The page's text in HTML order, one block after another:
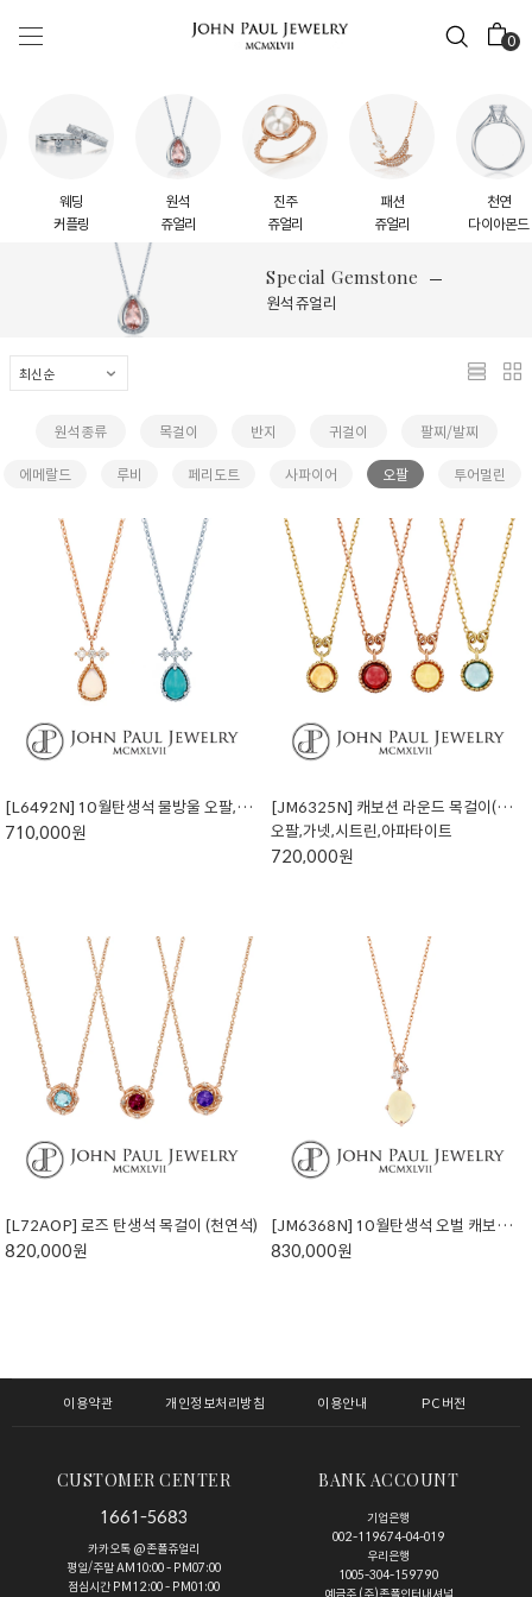
0
웨딩
커플링
원석
쥬얼리
진주
쥬얼리
패션
쥬얼리
천연
다이아몬드
Special Gemstone
원석 쥬얼리
원석종류 목걸이 반지 귀걸이 팔찌/발찌
에메랄드 루비 페리도트 사파이어 오팔 투어멀린
[L6492N] 10월탄생석 물방울 오팔,터키석 목걸이 (천연석)
710,000원
[JM6325N] 캐보션 라운드 목걸이(천연석)
오팔,가넷,시트린,아파타이트
720,000원
[L72AOP] 로즈 탄생석 목걸이 (천연석)
820,000원
[JM6368N] 10월탄생석 오벌 캐보션 오팔 목걸이 (천연석)
830,000원
이용약관 개인정보처리방침 이용안내 PC버전
CUSTOMER CENTER
1661-5683
카카오톡 @존폴쥬얼리
평일/주말 AM10:00 - PM07:00
점심시간 PM12:00 - PM01:00
BANK ACCOUNT
기업은행
002-119674-04-019
우리은행
1005-304-159790
예금주 (주)존폴인터내셔널